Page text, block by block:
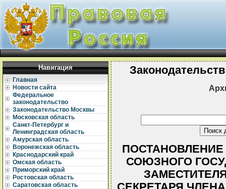
Навигация
Главная
Новости сайта
Федеральное
законодательство
Законодательство Москвы
Московская область
Санкт-Петербург и
Ленинградская область
Амурская область
Воронежская область
Краснодарский край
Омская область
Приморский край
Ростовская область
Саратовская область
ПОСТАНОВЛЕНИЕ
СОЮЗНОГО